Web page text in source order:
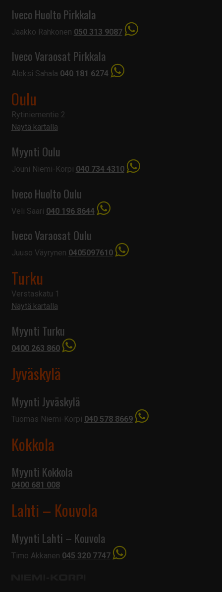
Iveco Huolto Pirkkala
Jaakko Rahkonen 050 313 9087
Iveco Varaosat Pirkkala
Aleksi Sahala 040 181 6274
Oulu
Rytiniementie 2
Näytä kartalla
Myynti Oulu
Jouni Niemi-Korpi 040 734 4310
Iveco Huolto Oulu
Veli Saari 040 196 8644
Iveco Varaosat Oulu
Juuso Väyrynen 0405097610
Turku
Verstaskatu 1
Näytä kartalla
Myynti Turku
0400 263 860
Jyväskylä
Myynti Jyväskylä
Tuomas Niemi-Korpi 040 578 8669
Kokkola
Myynti Kokkola
0400 681 008
Lahti – Kouvola
Myynti Lahti – Kouvola
Timo Akkanen 045 320 7747